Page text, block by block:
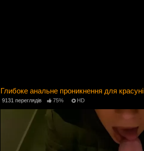
Глибоке анальне проникнення для красуні
9131 переглядів 75% HD